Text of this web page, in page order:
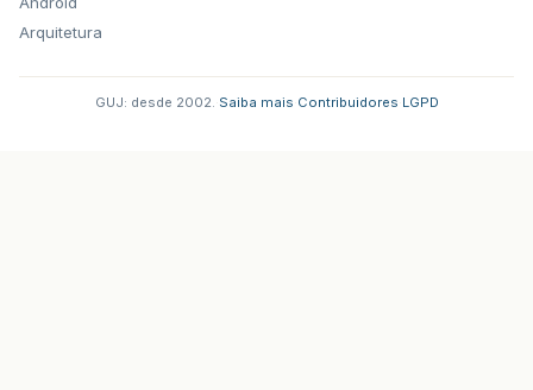
Arquitetura
GUJ: desde 2002. Saiba mais Contribuidores LGPD